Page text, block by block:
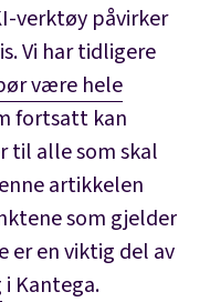
verktøy påvirker
Vi har tidligere
være hele
fortsatt kan
til alle som skal
artikkelen
som gjelder
er en viktig del av
i Kantega.